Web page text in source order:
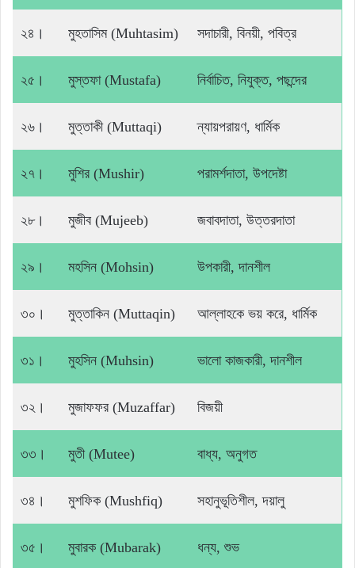
২৪। মুহতাসিম (Muhtasim) সদাচারী, বিনয়ী, পবিত্র
২৫। মুস্তফা (Mustafa) নির্বাচিত, নিযুক্ত, পছন্দের
২৬। মুত্তাকী (Muttaqi) ন্যায়পরায়ণ, ধার্মিক
২৭। মুশির (Mushir) পরামর্শদাতা, উপদেষ্টা
২৮। মুজীব (Mujeeb) জবাবদাতা, উত্তরদাতা
২৯। মহসিন (Mohsin) উপকারী, দানশীল
৩০। মুত্তাকিন (Muttaqin) আল্লাহকে ভয় করে, ধার্মিক
৩১। মুহসিন (Muhsin) ভালো কাজকারী, দানশীল
৩২। মুজাফফর (Muzaffar) বিজয়ী
৩৩। মুতী (Mutee) বাধ্য, অনুগত
৩৪। মুশফিক (Mushfiq) সহানুভূতিশীল, দয়ালু
৩৫। মুবারক (Mubarak) ধন্য, শুভ